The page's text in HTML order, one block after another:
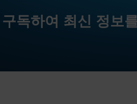
독하여 최신 정보